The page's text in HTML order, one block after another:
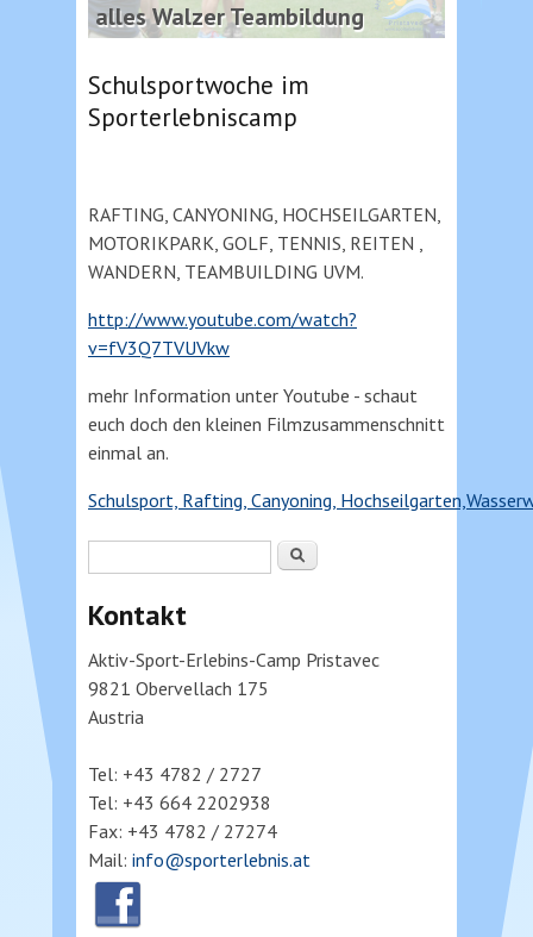
alles Walzer Teambildung
Schulsportwoche im
Sporterlebniscamp
RAFTING, CANYONING, HOCHSEILGARTEN,
MOTORIKPARK, GOLF, TENNIS, REITEN ,
WANDERN, TEAMBUILDING UVM.
http://www.youtube.com/watch?
v=fV3Q7TVUVkw
mehr Information unter Youtube - schaut
euch doch den kleinen Filmzusammenschnitt
einmal an.
Schulsport, Rafting, Canyoning,
Suche
Kontakt
Aktiv-Sport-Erlebins-Camp Pristavec
9821 Obervellach 175
Austria
Tel: +43 4782 / 2727
Tel: +43 664 2202938
Fax: +43 4782 / 27274
Mail: info@sporterlebnis.at